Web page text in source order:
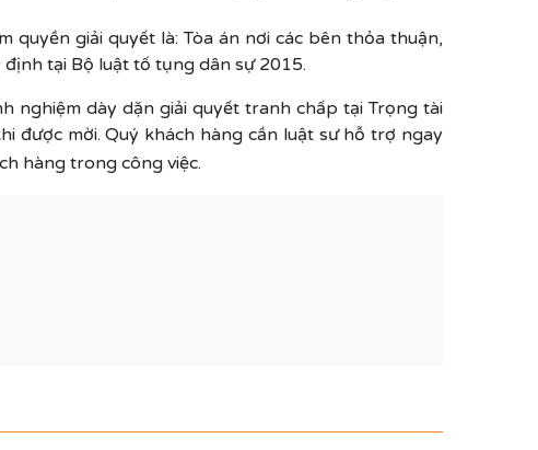
giải quyết là: Tòa án nơi các bên thỏa thuận,
tại Bộ luật tố tụng dân sự 2015.
nghiệm dày dặn giải quyết tranh chấp tại Trọng tài
được mời. Quý khách hàng cần luật sư hỗ trợ ngay
hàng trong công việc.